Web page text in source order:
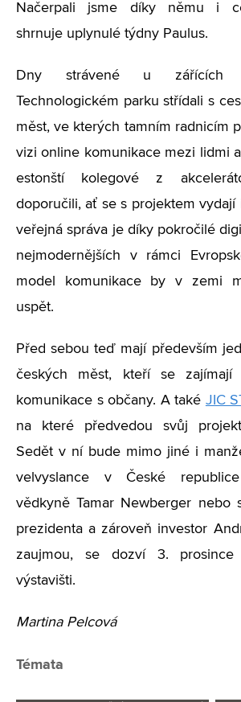
Načerpali jsme díky němu i
shrnuje uplynulé týdny Paulus.
Dny strávené u zářících
Technologickém parku střídali s
měst, ve kterých tamním radnicím
vizi online komunikace mezi lidmi
estonští kolegové z
doporučili, ať se s projektem vydají
veřejná správa je díky pokročilé
nejmodernějších v rámci
model komunikace by v zemi
uspět.
Před sebou teď mají především
českých měst, kteří se
komunikace s občany. A také JIC
na které předvedou svůj
Sedět v ní bude mimo jiné i
velvyslance v České
vědkyně Tamar Newberger nebo
prezidenta a zároveň investor
zaujmou, se dozví 3. prosince
výstavišti.
Martina Pelcová
Témata